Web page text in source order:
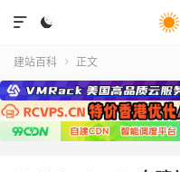


建站百科  正文